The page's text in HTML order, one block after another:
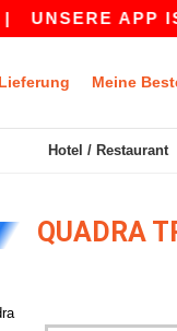
UNSERE APP
Lieferung Meine
Hotel / Restaurant
QUADRA